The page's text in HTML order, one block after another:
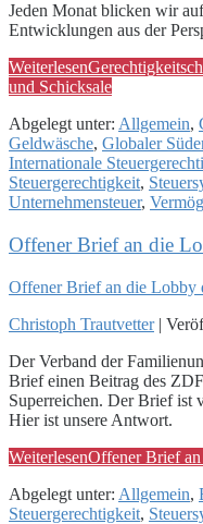
Jeden Monat blicken wir
Entwicklungen aus der
Weiterlesen
und Schicksale
Abgelegt unter: Allgemein,
Geldwäsche, Globaler
Internationale
Steuergerechtigkeit,
Unternehmensteuer,
Offener Brief an die
Offener Brief an die Lobby
Christoph Trautvetter|
Der Verband der
Brief einen Beitrag des
Superreichen. Der Brief ist
Hier ist unsere Antwort.
WeiterlesenOffener Brief
Abgelegt unter: Allgemein,
Steuergerechtigkeit,